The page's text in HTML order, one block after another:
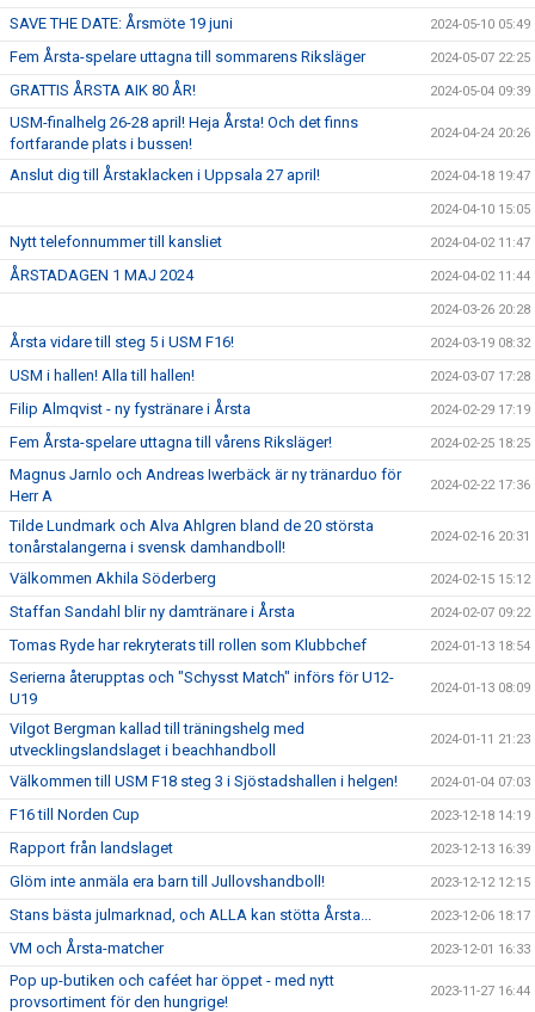
SAVE THE DATE: Årsmöte 19 juni 2024-05-10 05:49
Fem Årsta-spelare uttagna till sommarens Riksläger 2024-05-07 22:25
GRATTIS ÅRSTA AIK 80 ÅR! 2024-05-04 09:39
USM-finalhelg 26-28 april! Heja Årsta! Och det finns
fortfarande plats i bussen!
2024-04-24 20:26
Anslut dig till Årstaklacken i Uppsala 27 april! 2024-04-18 19:47
2024-04-10 15:05
Nytt telefonnummer till kansliet 2024-04-02 11:47
ÅRSTADAGEN 1 MAJ 2024 2024-04-02 11:44
2024-03-26 20:28
Årsta vidare till steg 5 i USM F16! 2024-03-19 08:32
USM i hallen! Alla till hallen! 2024-03-07 17:28
Filip Almqvist - ny fystränare i Årsta 2024-02-29 17:19
Fem Årsta-spelare uttagna till vårens Riksläger! 2024-02-25 18:25
Magnus Jarnlo och Andreas Iwerbäck är ny tränarduo för
Herr A
2024-02-22 17:36
Tilde Lundmark och Alva Ahlgren bland de 20 största
tonårstalangerna i svensk damhandboll!
2024-02-16 20:31
Välkommen Akhila Söderberg 2024-02-15 15:12
Staffan Sandahl blir ny damtränare i Årsta 2024-02-07 09:22
Tomas Ryde har rekryterats till rollen som Klubbchef 2024-01-13 18:54
Serierna återupptas och "Schysst Match" införs för U12-
U19
2024-01-13 08:09
Vilgot Bergman kallad till träningshelg med
utvecklingslandslaget i beachhandboll
2024-01-11 21:23
Välkommen till USM F18 steg 3 i Sjöstadshallen i helgen! 2024-01-04 07:03
F16 till Norden Cup 2023-12-18 14:19
Rapport från landslaget 2023-12-13 16:39
Glöm inte anmäla era barn till Jullovshandboll! 2023-12-12 12:15
Stans bästa julmarknad, och ALLA kan stötta Årsta... 2023-12-06 18:17
VM och Årsta-matcher 2023-12-01 16:33
Pop up-butiken och caféet har öppet - med nytt
provsortiment för den hungrige!
2023-11-27 16:44